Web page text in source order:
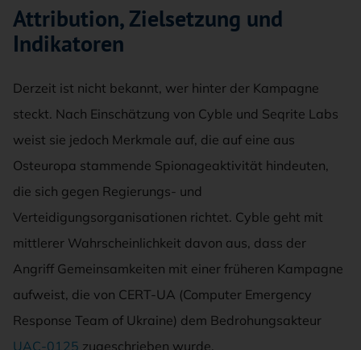
Attribution, Zielsetzung und
Indikatoren
Derzeit ist nicht bekannt, wer hinter der Kampagne
steckt. Nach Einschätzung von Cyble und Seqrite Labs
weist sie jedoch Merkmale auf, die auf eine aus
Osteuropa stammende Spionageaktivität hindeuten,
die sich gegen Regierungs- und
Verteidigungsorganisationen richtet. Cyble geht mit
mittlerer Wahrscheinlichkeit davon aus, dass der
Angriff Gemeinsamkeiten mit einer früheren Kampagne
aufweist, die von CERT-UA (Computer Emergency
Response Team of Ukraine) dem Bedrohungsakteur
UAC-0125 zugeschrieben wurde.